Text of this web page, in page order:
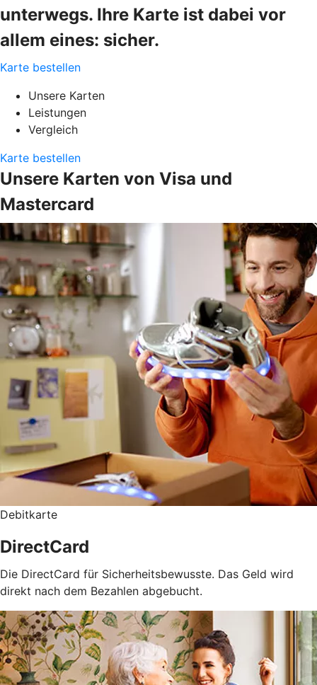
unterwegs. Ihre Karte ist dabei vor
allem eines: sicher.
Karte bestellen
Unsere Karten
Leistungen
Vergleich
Karte bestellen
Unsere Karten von Visa und
Mastercard
Debitkarte
DirectCard
Die DirectCard für Sicherheitsbewusste. Das Geld wird
direkt nach dem Bezahlen abgebucht.